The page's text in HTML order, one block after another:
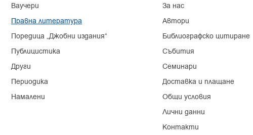
Ваучери
Правна литература
Поредица „Джобни издания“
Публицистика
Други
Периодика
Намалени
За нас
Автори
Библиографско цитиране
Събития
Семинари
Доставка и плащане
Общи условия
Лични данни
Контакти